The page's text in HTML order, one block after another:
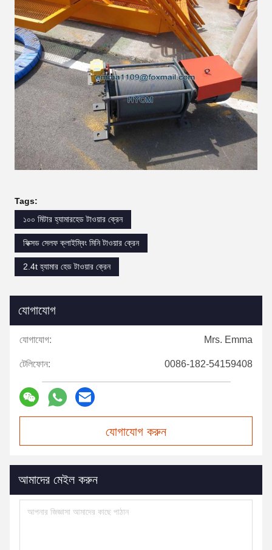
Tags:
১০০ মিটার হ্যামারহেড টাওয়ার ক্রেন
ফিক্সড সেলফ ক্লাইম্বিং মিনি টাওয়ার ক্রেন
2.4t হ্যামার হেড টাওয়ার ক্রেন
যোগাযোগ
যোগাযোগ: Mrs. Emma
টেলিফোন: 0086-182-54159408
যোগাযোগ করুন
আমাদের মেইল করুন